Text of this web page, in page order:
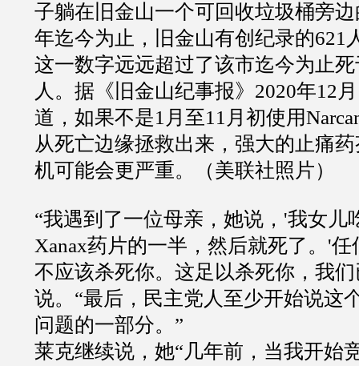
子躺在旧金山一个可回收垃圾桶旁
年迄今为止，旧金山有创纪录的621
这一数字远远超过了该市迄今为止
人。据《旧金山纪事报》2020年12
道，如果不是1月至11月初使用
从死亡边缘拯救出来，强大的止痛
机可能会更严重。（美联社照片）
“我遇到了一位母亲，她说，'我女儿
Xanax药片的一半，然后就死了。'
不应该杀死你。这足以杀死你，我
说。“最后，民主党人至少开始说这
问题的一部分。”
莱克继续说，她“几年前，当我开始